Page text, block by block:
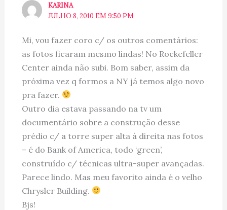
KARINA
JULHO 8, 2010 EM 9:50 PM
Mi, vou fazer coro c/ os outros comentários:
as fotos ficaram mesmo lindas! No Rockefeller
Center ainda não subi. Bom saber, assim da
próxima vez q formos a NY já temos algo novo
pra fazer.
Outro dia estava passando na tv um
documentário sobre a construção desse
prédio c/ a torre super alta à direita nas fotos
– é do Bank of America, todo ‘green’,
construído c/ técnicas ultra-super avançadas.
Parece lindo. Mas meu favorito ainda é o velho
Chrysler Building.
Bjs!